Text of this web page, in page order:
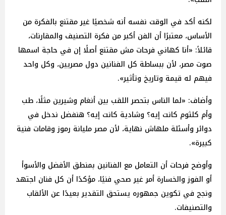
لكنه أكد في الوقت نفسه أنه شخصيًا غير مقتنع بالفكرة من
الأساس، معتبرًا أن الفن أكبر من فكرة التصنيف والمقارنات،
قائلاً: «أنا كهاني فرحات مش مقتنع أصلًا إن في حاجة اسمها
صوت مصر، لأن ببساطة كل الفنانين دول مصريين، وكل واحد
فيهم له قيمة وتاريخ وتأثير».
وأضاف: «لما الناس بتحصر اللقب بين أنغام وشيرين مثلًا، طب
وأم كلثوم كانت إيه؟ وشادية كانت إيه؟ هنفضل ندخل في
دوائر وأسئلة ملهاش نهاية، لأن مصر مليانة رموز وقامات فنية
كبيرة».
وأوضح فرحات أن التعامل مع الفنانين بمنطق الأفضل والأسوأ
أو الفوز والخسارة أمر غير صحي فنيًا، مؤكدًا أن كل فنان اجتهد
ونجح في تكوين جمهوره يستحق التقدير بعيدًا عن الألقاب
والتصنيفات.